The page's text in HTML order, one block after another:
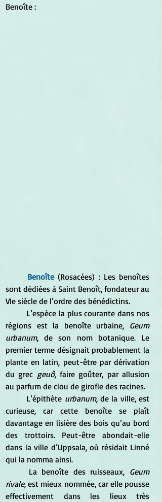
Benoîte :
Benoîte (Rosacées) : Les benoîtes
sont dédiées à Saint Benoît, fondateur au
VIe siècle de l’ordre des bénédictins.
régions est la benoîte urbaine, Geum
urbanum, de son nom botanique. Le
premier terme désignait probablement la
plante en latin, peut-être par dérivation
du grec geuô, faire goûter, par allusion
au parfum de clou de girofle des racines.
	L’épithète
urbanum, de la ville, est
curieuse, car cette benoîte se plaît
davantage en lisière des bois qu’au bord
des trottoirs. Peut-être abondait-elle
dans la ville d’Uppsala, où résidait Linné
qui la nomma ainsi.
	La benoîte des ruisseaux,
Geum
rivale, est mieux nommée, car elle pousse
effectivement dans les lieux très